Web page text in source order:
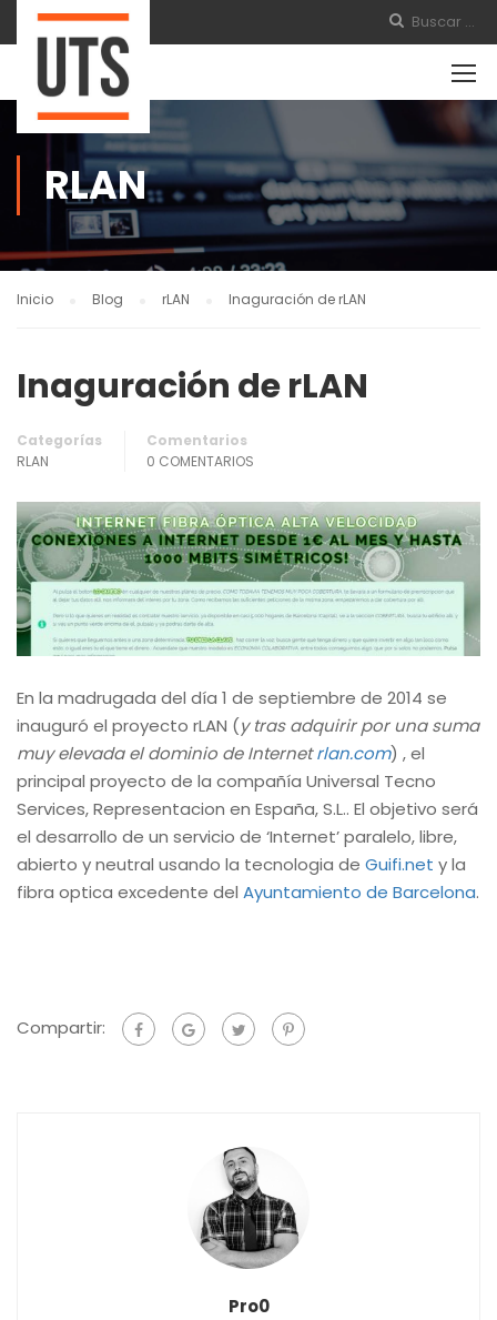
RLAN
Inicio Blog rLAN Inaguración de rLAN
Inaguración de rLAN
Categorías
RLAN
Comentarios
0 COMENTARIOS
En la madrugada del día 1 de septiembre de 2014 se
inauguró el proyecto rLAN (y tras adquirir por una suma
muy elevada el dominio de Internetrlan.com) , el
principal proyecto de la compañía Universal Tecno
Services, Representacion en España, S.L.. El objetivo será
el desarrollo de un servicio de ‘Internet’ paralelo, libre,
abierto y neutral usando la tecnologia de Guifi.net y la
fibra optica excedente del Ayuntamiento de Barcelona.
Compartir:
Pro0